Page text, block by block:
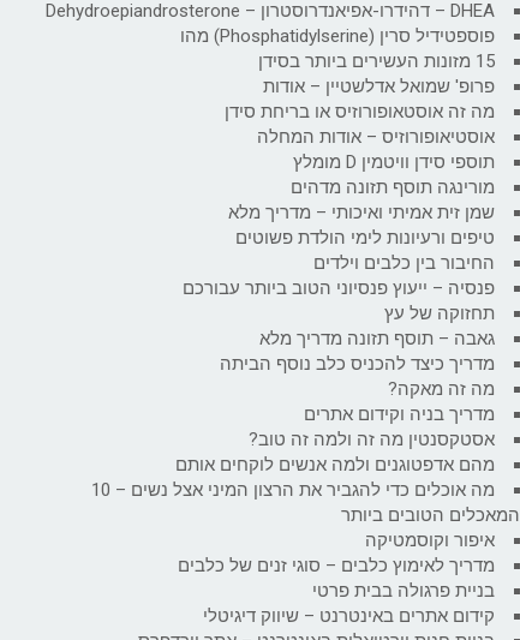
DHEA – דהידרו-אפיאנדרוסטרון – Dehydroepiandrosterone
פוספטידיל סרין (Phosphatidylserine) מהו
15 מזונות העשירים ביותר בסידן
פרופ' שמואל אדלשטיין – אודות
מה זה אוסטאופורוזיס או בריחת סידן
אוסטיאופורוזיס – אודות המחלה
תוספי סידן וויטמין D מומלץ
מורינגה תוסף תזונה מדהים
שמן זית אמיתי ואיכותי – מדריך מלא
טיפים ורעיונות לימי הולדת פשוטים
החיבור בין כלבים וילדים
פנסיה – ייעוץ פנסיוני הטוב ביותר עבורכם
תחזוקה של עץ
גאבה – תוסף תזונה מדריך מלא
מדריך כיצד להכניס כלב נוסף הביתה
מה זה מאקה?
מדריך בניה וקידום אתרים
אסטקסנטין מה זה ולמה זה טוב?
מהם אדפטוגנים ולמה אנשים לוקחים אותם
מה אוכלים כדי להגביר את הרצון המיני אצל נשים – 10
המאכלים הטובים ביותר
איפור וקוסמטיקה
מדריך לאימוץ כלבים – סוגי זנים של כלבים
בניית פרגולה בבית פרטי
קידום אתרים באינטרנט – שיווק דיגיטלי